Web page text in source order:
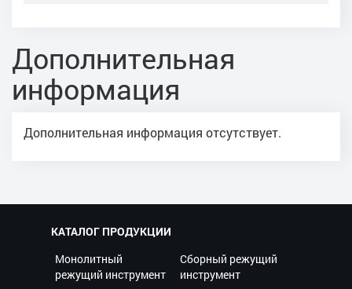
Дополнительная
информация
Дополнительная информация отсутствует.
КАТАЛОГ ПРОДУКЦИИ
Монолитный
режущий инструмент
Сборный режущий
инструмент